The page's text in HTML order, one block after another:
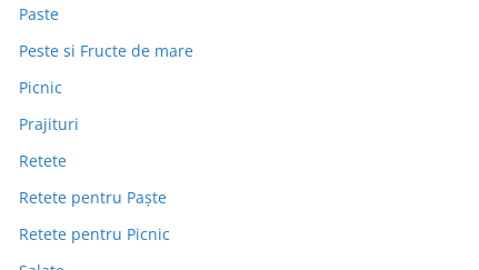
Paste
Peste si Fructe de mare
Picnic
Prajituri
Retete
Retete pentru Paște
Retete pentru Picnic